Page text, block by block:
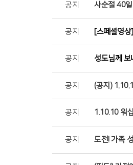
공지 사순절 40
공지 [스페셜영
공지 성도님께 보
공지 (공지)
공지 1.10.10 워
공지 도전! 가족